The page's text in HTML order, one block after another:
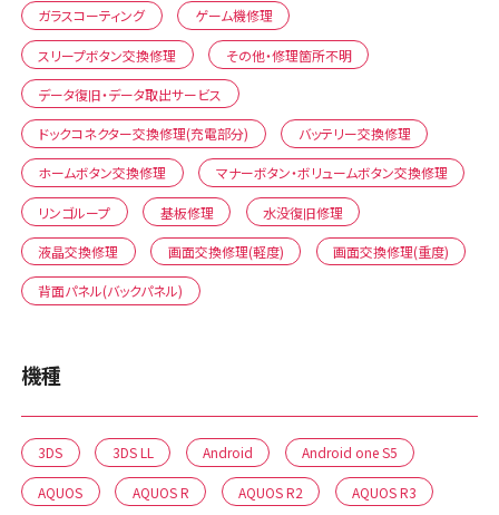
ガラスコーティング ゲーム機修理
スリープボタン交換修理 その他・修理箇所不明
データ復旧・データ取出サービス
ドックコネクター交換修理(充電部分) バッテリー交換修理
ホームボタン交換修理 マナーボタン・ボリュームボタン交換修理
リンゴループ 基板修理 水没復旧修理
液晶交換修理 画面交換修理(軽度) 画面交換修理(重度)
背面パネル(バックパネル)
機種
3DS 3DS LL Android Android one S5
AQUOS AQUOS R AQUOS R2 AQUOS R3